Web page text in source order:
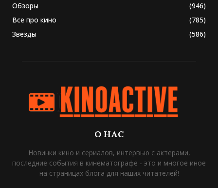
Обзоры
(946)
Все про кино
(785)
Звезды
(586)
О НАС
Новинки кино и сериалов, интервью с актерами,
последние события в кинематографе - это и многое иное
на страницах блога для наших читателей!